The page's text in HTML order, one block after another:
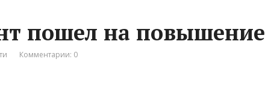
пошел на повышение
Комментарии: 0